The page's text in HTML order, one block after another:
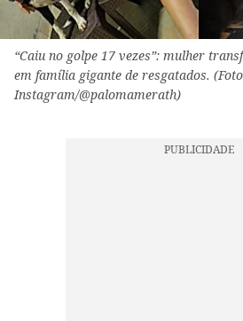
“Caiu no golpe 17 vezes”: mulher
em família gigante de resgatados.
Instagram/@palomamerath)